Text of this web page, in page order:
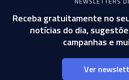
Receba gratuitamente no
notícias do dia,
campanhas e
Ver